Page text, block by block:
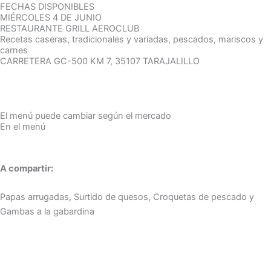
FECHAS DISPONIBLES
MIÉRCOLES 4 DE JUNIO
RESTAURANTE GRILL AEROCLUB
Recetas caseras, tradicionales y variadas, pescados, mariscos y
carnes
CARRETERA GC-500 KM 7, 35107 TARAJALILLO
El menú puede cambiar según el mercado
En el menú
A compartir:
Papas arrugadas, Surtido de quesos, Croquetas de pescado y
Gambas a la gabardina